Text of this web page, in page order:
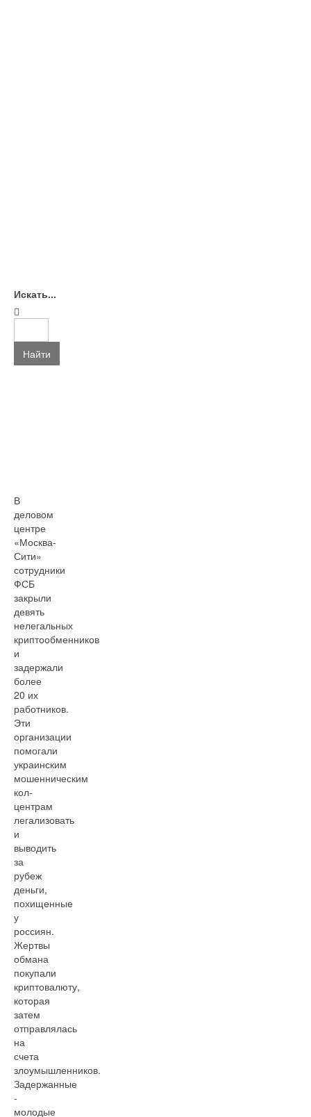
Искать...
Найти
В
деловом
центре
«Москва-
Сити»
сотрудники
ФСБ
закрыли
девять
нелегальных
криптообменников
и
задержали
более
20 их
работников.
Эти
организации
помогали
украинским
мошенническим
кол-
центрам
легализовать
и
выводить
за
рубеж
деньги,
похищенные
у
россиян.
Жертвы
обмана
покупали
криптовалюту,
которая
затем
отправлялась
на
счета
злоумышленников.
Задержанные
-
молодые